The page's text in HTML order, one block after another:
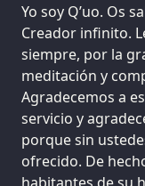
Yo soy Q’uo. Os
Creador infinito.
siempre, por la
meditación y
Agradecemos a
servicio y
porque sin
ofrecido. De